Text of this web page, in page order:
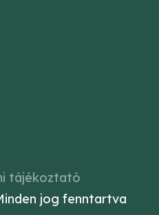
tájékoztató
jog fenntartva